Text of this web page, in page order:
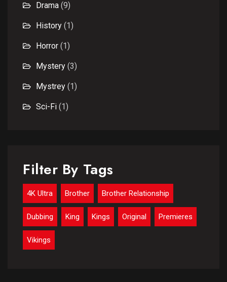
Drama (9)
History (1)
Horror (1)
Mystery (3)
Mystrey (1)
Sci-Fi (1)
Filter By Tags
4K Ultra Brother Brother Relationship
Dubbing King Kings Original Premieres
Vikings